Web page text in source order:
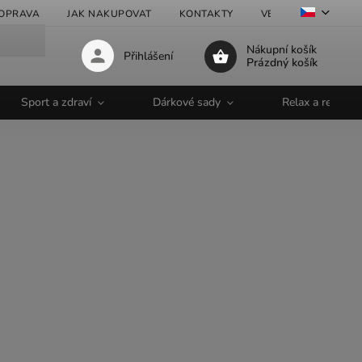
JAK NAKUPOVAT KONTAKTY VELKOOBCHOD
Nákupní košík
Prázdný košík
Přihlášení
Sport a zdraví Dárkové sady Relax a